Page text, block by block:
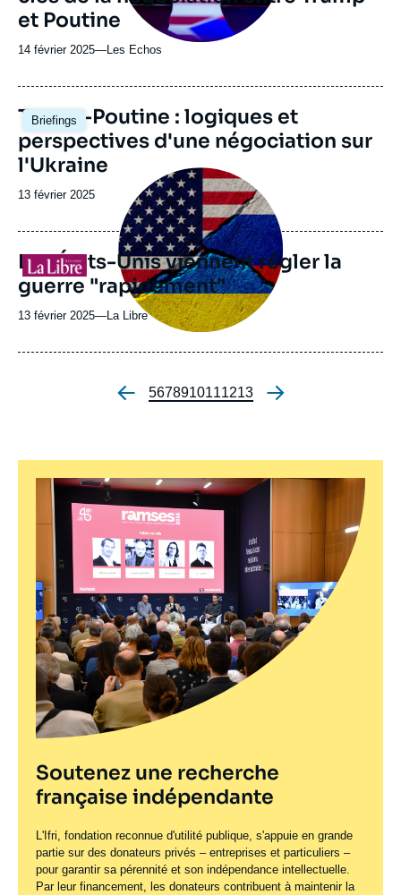
et Poutine
14 février 2025—Nom
journal,
ou
émission
Les Echos
Briefings
Image
principale
Trump-Poutine : logiques et
perspectives d'une négociation sur
l'Ukraine
Date
publication
13 février 2025
Logo
principale
médiatique
Les États-Unis viennent régler la
guerre "rapidement"
13 février 2025—Nom
journal,
émission
La Libre
Pagination
Page
5Page
6Page
7Page
8Page
9Page
10Page
11Page
12Page
13
Soutenez une recherche
française indépendante
L'Ifri, fondation reconnue d'utilité publique, s'appuie en grande
partie sur des donateurs privés – entreprises et particuliers –
pour garantir sa pérennité et son indépendance intellectuelle.
Par leur financement, les donateurs contribuent à maintenir la